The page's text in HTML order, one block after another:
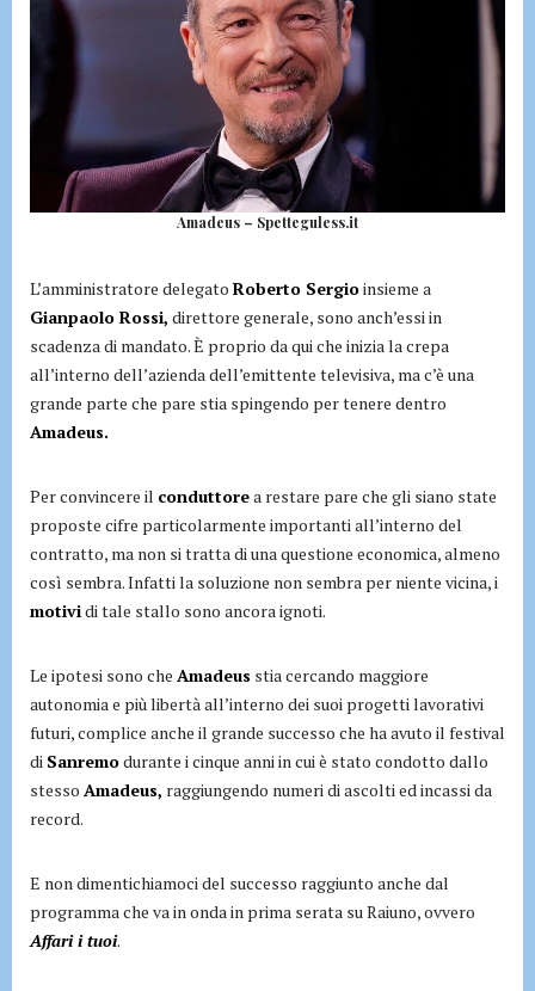
Amadeus – Spetteguless.it
L’amministratore delegato Roberto Sergioinsieme a
Gianpaolo Rossi, direttore generale, sono anch’essi in
scadenza di mandato. È proprio da qui che inizia la crepa
all’interno dell’azienda dell’emittente televisiva, ma c’è una
grande parte che pare stia spingendo per tenere dentro
Amadeus.
Per convincere il conduttorea restare pare che gli siano state
proposte cifre particolarmente importanti all’interno del
contratto, ma non si tratta di una questione economica, almeno
così sembra. Infatti la soluzione non sembra per niente vicina, i
motividi tale stallo sono ancora ignoti.
Le ipotesi sono che Amadeus stia cercando maggiore
autonomia e più libertà all’interno dei suoi progetti lavorativi
futuri, complice anche il grande successo che ha avuto il festival
di Sanremodurante i cinque anni in cui è stato condotto dallo
stesso Amadeus, raggiungendo numeri di ascolti ed incassi da
record.
E non dimentichiamoci del successo raggiunto anche dal
programma che va in onda in prima serata su Raiuno, ovvero
Affari i tuoi.